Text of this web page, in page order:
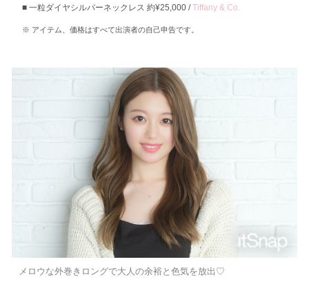
一粒ダイヤシルバーネックレス 約¥25,000 /Tiffany & Co.
アイテム、価格はすべて出演者の自己申告です。
メロウな外巻きロングで大人の余裕と色気を放出♡